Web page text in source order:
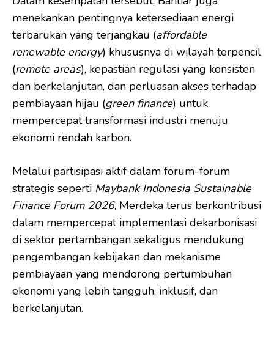
menekankan pentingnya ketersediaan energi
terbarukan yang terjangkau (affordable
renewable energy) khususnya di wilayah terpencil
(remote areas), kepastian regulasi yang konsisten
dan berkelanjutan, dan perluasan akses terhadap
pembiayaan hijau (green finance) untuk
mempercepat transformasi industri menuju
ekonomi rendah karbon.
Melalui partisipasi aktif dalam forum-forum
strategis seperti Maybank Indonesia Sustainable
Finance Forum 2026, Merdeka terus berkontribusi
dalam mempercepat implementasi dekarbonisasi
di sektor pertambangan sekaligus mendukung
pengembangan kebijakan dan mekanisme
pembiayaan yang mendorong pertumbuhan
ekonomi yang lebih tangguh, inklusif, dan
berkelanjutan.